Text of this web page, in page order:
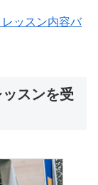
ッスン内容バ
スンを受